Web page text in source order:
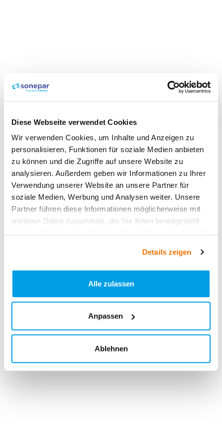
Diese Webseite verwendet Cookies
Wir verwenden Cookies, um Inhalte und Anzeigen zu
personalisieren, Funktionen für soziale Medien anbieten
zu können und die Zugriffe auf unsere Website zu
analysieren. Außerdem geben wir Informationen zu Ihrer
Verwendung unserer Website an unsere Partner für
soziale Medien, Werbung und Analysen weiter. Unsere
Partner führen diese Informationen möglicherweise mit
weiteren Daten zusammen, die Sie ihnen bereitgestellt
Details zeigen
Alle zulassen
Anpassen
Ablehnen